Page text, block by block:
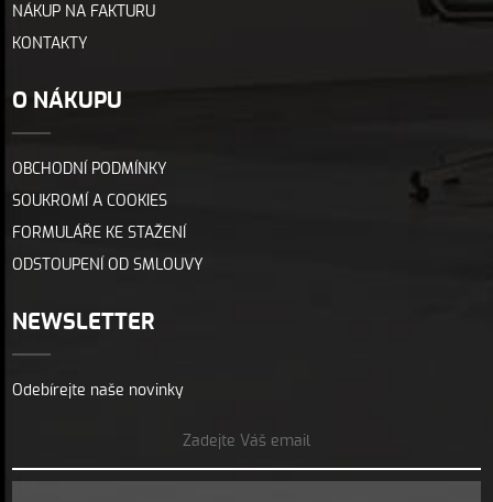
NÁKUP NA FAKTURU
KONTAKTY
O NÁKUPU
OBCHODNÍ PODMÍNKY
SOUKROMÍ A COOKIES
FORMULÁŘE KE STAŽENÍ
ODSTOUPENÍ OD SMLOUVY
NEWSLETTER
Odebírejte naše novinky